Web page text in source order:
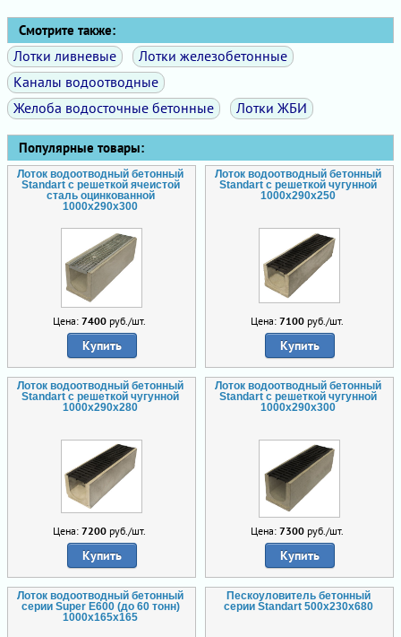
Смотрите также:
Лотки ливневые
Лотки железобетонные
Каналы водоотводные
Желоба водосточные бетонные
Лотки ЖБИ
Популярные товары:
Лоток водоотводный бетонный
Standart с решеткой ячеистой
сталь оцинкованной
1000x290x300
Цена: 7400 руб./шт.
Купить
Лоток водоотводный бетонный
Standart с решеткой чугунной
1000x290x250
Цена: 7100 руб./шт.
Купить
Лоток водоотводный бетонный
Standart с решеткой чугунной
1000x290x280
Цена: 7200 руб./шт.
Купить
Лоток водоотводный бетонный
Standart с решеткой чугунной
1000x290x300
Цена: 7300 руб./шт.
Купить
Лоток водоотводный бетонный
серии Super Е600 (до 60 тонн)
1000x165x165
Пескоуловитель бетонный
серии Standart 500x230x680